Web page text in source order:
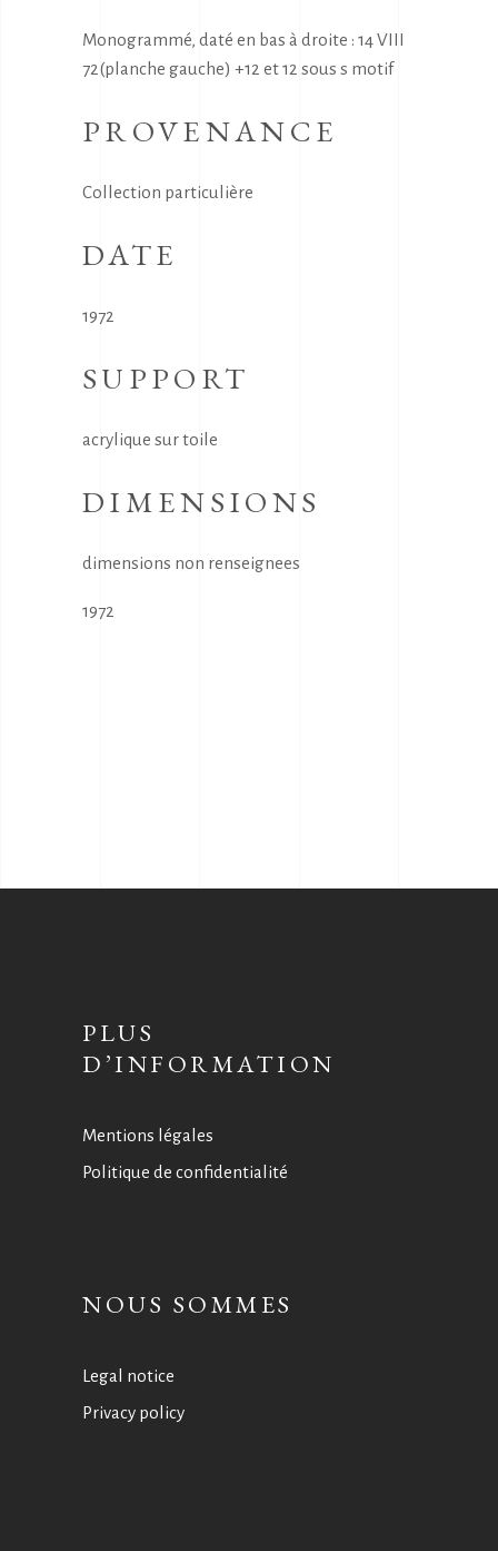
Monogrammé, daté en bas à droite : 14 VIII
72(planche gauche) +12 et 12 sous s motif
PROVENANCE
Collection particulière
DATE
1972
SUPPORT
acrylique sur toile
DIMENSIONS
dimensions non renseignees
1972
PLUS
D’INFORMATION
Mentions légales
Politique de confidentialité
NOUS SOMMES
Legal notice
Privacy policy